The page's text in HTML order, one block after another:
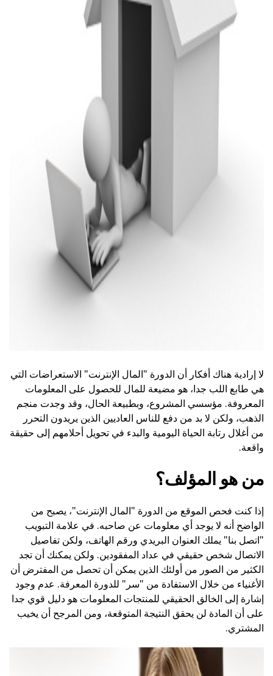
ad
لا إرادية هناك أفكار أن الدورة "المال الإنترنت" الاستعراضات التي
هي طابع اللب جدا، هو مضيعة للمال للحصول على المعلومات
المعروفة. مؤسسي المشروع، وبطبيعة الحال، وقد وجدت منجم
الذهب، ولكن لا بد من دفع للناس العاديين الذين يريدون التحرر
من أغلال رتابة الحياة اليومية والبدء في تحويل أحلامهم إلى حقيقة
واقعة.
من هو المؤلف؟
إذا كنت فحص الموقع من الدورة "المال الإنترنت"، يصبح من
الواضح أنه لا يوجد أي معلومات عن صاحبه. في علامة التبويب
"اتصل بنا" يملك العنوان البريدي ورقم الهاتف، ولكن تفاصيل
الاتصال شخص حقيقي في عداد المفقودين. ولكن يمكنك أن تجد
الكثير من الصور من أولئك الذين يمكن أن تحصل من المفترض أن
الأغنياء من خلال الاستفادة من "سر" للدورة المعرفة. عدم وجود
إشارة إلى الخالق الحقيقي للمنتجات المعلومات هو دليل قوي جدا
على أن المادة لن يحقق النتيجة المتوقعة، ومن المرجح أن يخيب
المشتري.